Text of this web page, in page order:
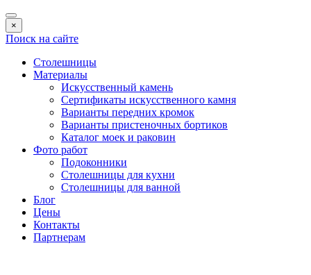
×
Поиск на сайте
Столешницы
Материалы
Искусственный камень
Сертификаты искусственного камня
Варианты передних кромок
Варианты пристеночных бортиков
Каталог моек и раковин
Фото работ
Подоконники
Столешницы для кухни
Столешницы для ванной
Блог
Цены
Контакты
Партнерам